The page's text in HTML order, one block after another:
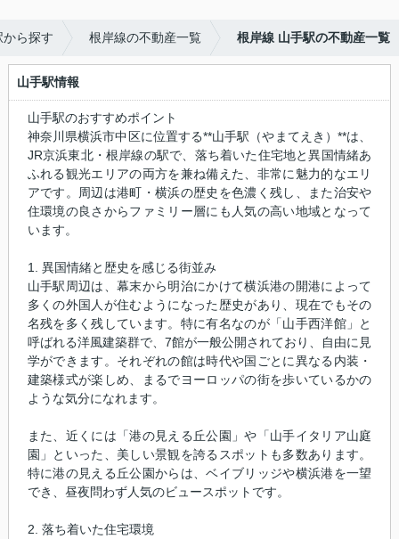
ら探す 根岸線の不動産一覧 根岸線 山手駅の不動産一覧
山手駅情報
山手駅のおすすめポイント
神奈川県横浜市中区に位置する**山手駅（やまてえき）**は、
JR京浜東北・根岸線の駅で、落ち着いた住宅地と異国情緒あ
ふれる観光エリアの両方を兼ね備えた、非常に魅力的なエリ
アです。周辺は港町・横浜の歴史を色濃く残し、また治安や
住環境の良さからファミリー層にも人気の高い地域となって
います。
1. 異国情緒と歴史を感じる街並み
山手駅周辺は、幕末から明治にかけて横浜港の開港によって
多くの外国人が住むようになった歴史があり、現在でもその
名残を多く残しています。特に有名なのが「山手西洋館」と
呼ばれる洋風建築群で、7館が一般公開されており、自由に見
学ができます。それぞれの館は時代や国ごとに異なる内装・
建築様式が楽しめ、まるでヨーロッパの街を歩いているかの
ような気分になれます。
また、近くには「港の見える丘公園」や「山手イタリア山庭
園」といった、美しい景観を誇るスポットも多数あります。
特に港の見える丘公園からは、ベイブリッジや横浜港を一望
でき、昼夜問わず人気のビュースポットです。
2. 落ち着いた住宅環境